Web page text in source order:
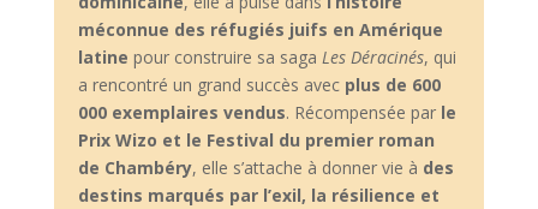
méconnue des réfugiés juifs en Amérique
latine pour construire sa saga Les Déracinés, qui
a rencontré un grand succès avec plus de 600
000 exemplaires vendus. Récompensée par le
Prix Wizo et le Festival du premier roman
de Chambéry, elle s’attache à donner vie à des
destins marqués par l’exil, la résilience et